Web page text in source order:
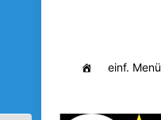
einf. Menü